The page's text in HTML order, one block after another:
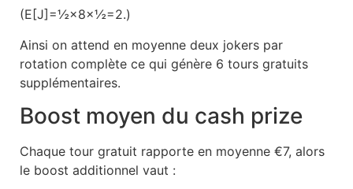
(E[J]=½×8×½=2.)
Ainsi on attend en moyenne deux jokers par
rotation complète ce qui génère 6 tours gratuits
supplémentaires.
Boost moyen du cash prize
Chaque tour gratuit rapporte en moyenne €7, alors
le boost additionnel vaut :